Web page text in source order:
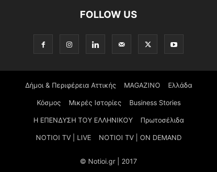
FOLLOW US
Δήμοι & Περιφέρεια Αττικής MAGAZINO Ελλάδα
Κόσμος Μικρές Ιστορίες Business Stories
Η ΕΠΕΝΔΥΣΗ ΤΟΥ ΕΛΛΗΝΙΚΟΥ Πρωτοσέλιδα
NOTIOI TV | LIVE NOTIOI TV | ON DEMAND
© Notioi.gr | 2017